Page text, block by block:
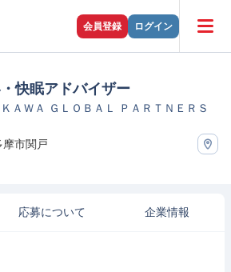
会員登録 ログイン
快眠アドバイザー
ＡＷＡ ＧＬＯＢＡＬ ＰＡＲＴＮＥＲＳ
市関戸
応募について 企業情報